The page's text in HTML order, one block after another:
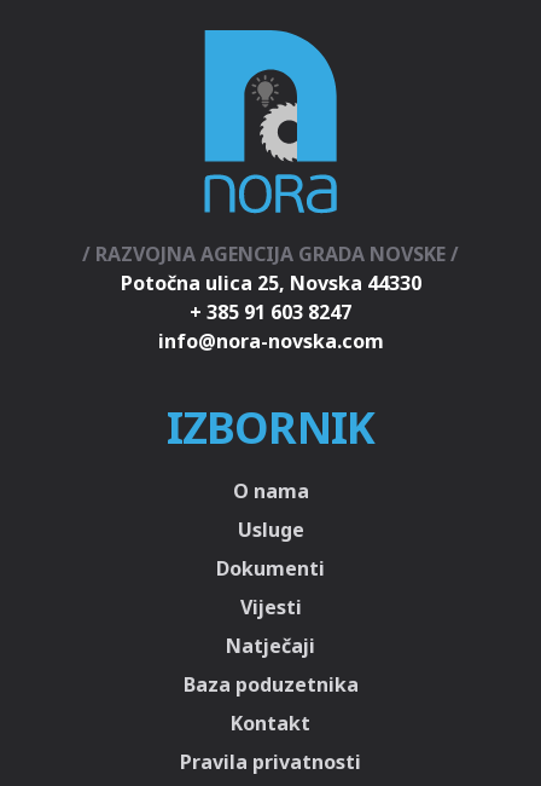
/ RAZVOJNA AGENCIJA GRADA NOVSKE /
Potočna ulica 25, Novska 44330
+ 385 91 603 8247
IZBORNIK
O nama
Usluge
Dokumenti
Vijesti
Natječaji
Baza poduzetnika
Kontakt
Pravila privatnosti